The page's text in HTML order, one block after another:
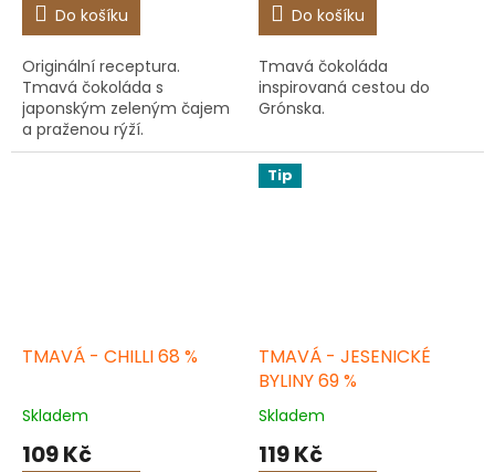
Do košíku
Originální receptura.
Tmavá čokoláda s
japonským zeleným čajem
a praženou rýží.
Do košíku
Tmavá čokoláda
inspirovaná cestou do
Grónska.
TMAVÁ - CHILLI 68 %
Skladem
109 Kč
Tip
TMAVÁ - JESENICKÉ
BYLINY 69 %
Skladem
119 Kč